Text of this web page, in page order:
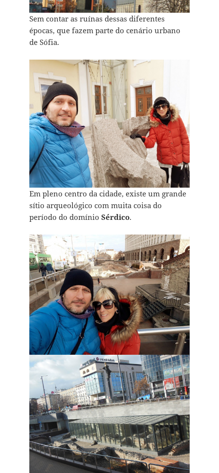
Sem contar as ruínas dessas diferentes
épocas, que fazem parte do cenário urbano
de Sófia.
Em pleno centro da cidade, existe um grande
sítio arqueológico com muita coisa do
período do domínio Sérdico.